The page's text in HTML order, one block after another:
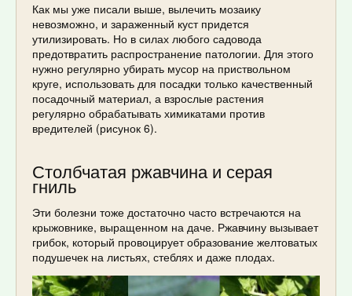
Как мы уже писали выше, вылечить мозаику
невозможно, и зараженный куст придется
утилизировать. Но в силах любого садовода
предотвратить распространение патологии. Для этого
нужно регулярно убирать мусор на приствольном
круге, использовать для посадки только качественный
посадочный материал, а взрослые растения
регулярно обрабатывать химикатами против
вредителей (рисунок 6).
Столбчатая ржавчина и серая
гниль
Эти болезни тоже достаточно часто встречаются на
крыжовнике, выращенном на даче. Ржавчину вызывает
грибок, который провоцирует образование желтоватых
подушечек на листьях, стеблях и даже плодах.